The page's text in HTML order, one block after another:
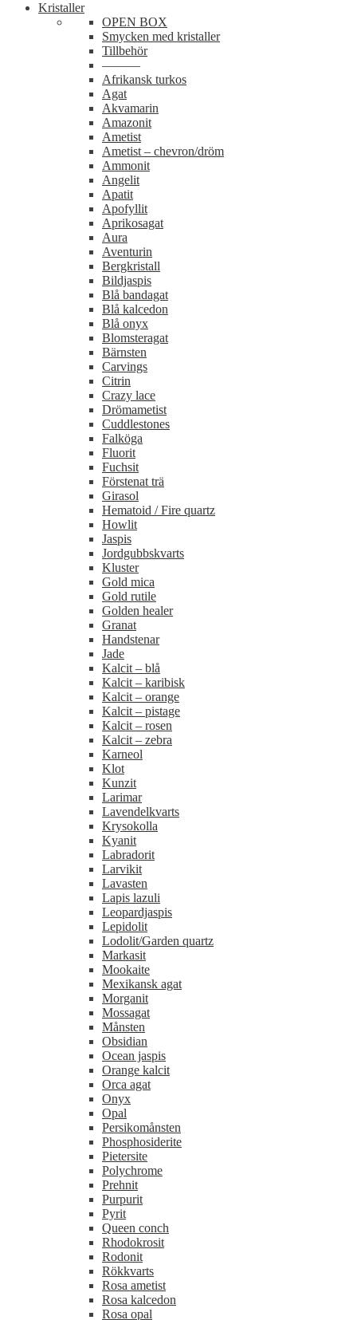
Kristaller
OPEN BOX
Smycken med kristaller
Tillbehör
———
Afrikansk turkos
Agat
Akvamarin
Amazonit
Ametist
Ametist – chevron/dröm
Ammonit
Angelit
Apatit
Apofyllit
Aprikosagat
Aura
Aventurin
Bergkristall
Bildjaspis
Blå bandagat
Blå kalcedon
Blå onyx
Blomsteragat
Bärnsten
Carvings
Citrin
Crazy lace
Drömametist
Cuddlestones
Falköga
Fluorit
Fuchsit
Förstenat trä
Girasol
Hematoid / Fire quartz
Howlit
Jaspis
Jordgubbskvarts
Kluster
Gold mica
Gold rutile
Golden healer
Granat
Handstenar
Jade
Kalcit – blå
Kalcit – karibisk
Kalcit – orange
Kalcit – pistage
Kalcit – rosen
Kalcit – zebra
Karneol
Klot
Kunzit
Larimar
Lavendelkvarts
Krysokolla
Kyanit
Labradorit
Larvikit
Lavasten
Lapis lazuli
Leopardjaspis
Lepidolit
Lodolit/Garden quartz
Markasit
Mookaite
Mexikansk agat
Morganit
Mossagat
Månsten
Obsidian
Ocean jaspis
Orange kalcit
Orca agat
Onyx
Opal
Persikomånsten
Phosphosiderite
Pietersite
Polychrome
Prehnit
Purpurit
Pyrit
Queen conch
Rhodokrosit
Rodonit
Rökkvarts
Rosa ametist
Rosa kalcedon
Rosa opal